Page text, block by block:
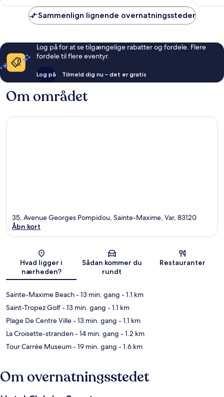
anmeldelser
Sammenlign lignende overnatningssteder
Log på for at se tilgængelige rabatter og fordele. Flere
fordele til flere eventyr.
Log på Tilmeld dig nu – det er gratis
Om området
Kort
35, Avenue Georges Pompidou, Sainte-Maxime, Var, 83120
Åbn kort
Hvad ligger i
nærheden?
Sådan kommer du
rundt
Restauranter
Sainte-Maxime Beach- 13 min. gang - 1.1 km
Saint-Tropez Golf- 13 min. gang - 1.1 km
Plage De Centre Ville- 13 min. gang - 1.1 km
La Croisette-stranden- 14 min. gang - 1.2 km
Tour Carrée Museum- 19 min. gang - 1.6 km
Om overnatningsstedet